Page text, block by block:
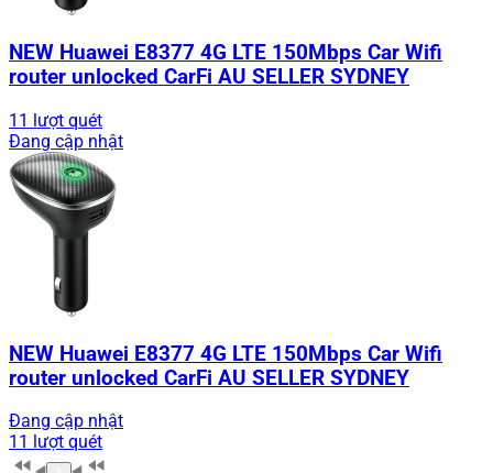
NEW Huawei E8377 4G LTE 150Mbps Car Wifi
router unlocked CarFi AU SELLER SYDNEY
11 lượt quét
Đang cập nhật
NEW Huawei E8377 4G LTE 150Mbps Car Wifi
router unlocked CarFi AU SELLER SYDNEY
Đang cập nhật
11 lượt quét